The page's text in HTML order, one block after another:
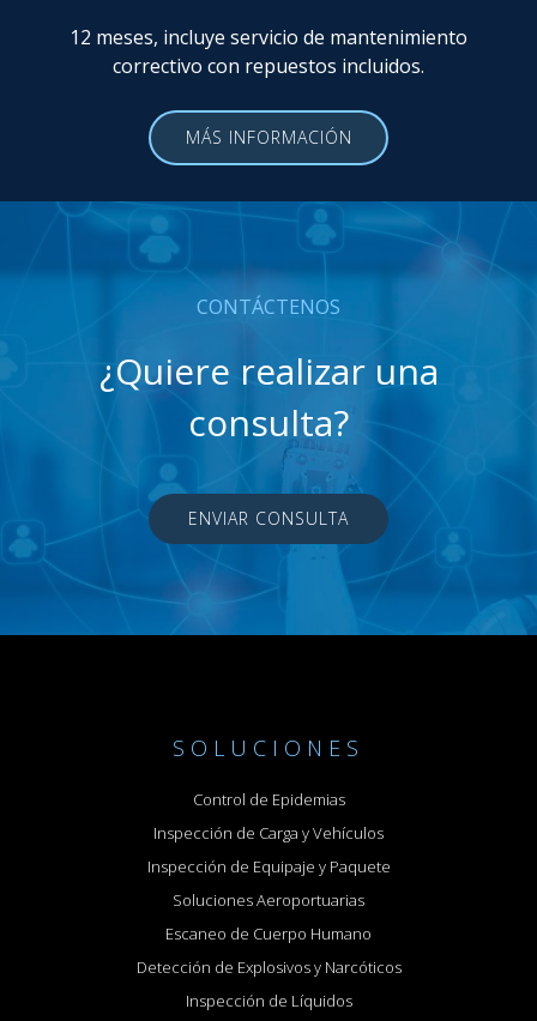
12 meses, incluye servicio de mantenimiento
correctivo con repuestos incluidos.
MÁS INFORMACIÓN
CONTÁCTENOS
¿Quiere realizar una
consulta?
ENVIAR CONSULTA
SOLUCIONES
Control de Epidemias
Inspección de Carga y Vehículos
Inspección de Equipaje y Paquete
Soluciones Aeroportuarias
Escaneo de Cuerpo Humano
Detección de Explosivos y Narcóticos
Inspección de Líquidos